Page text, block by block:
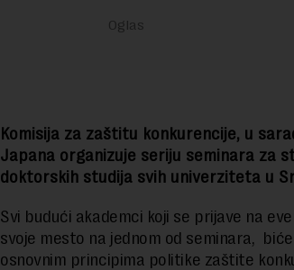
Komisija za zaštitu konkurencije, u
Japana organizuje seriju seminara za
doktorskih studija svih univerziteta u
Svi budući akademci koji se prijave na
svoje mesto na jednom od seminara,
osnovnim principima politike zaštite